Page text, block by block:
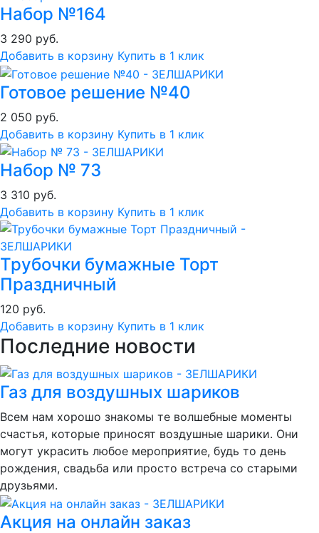
Набор №164
3 290 руб.
Добавить в корзину Купить в 1 клик
Готовое решение №40
2 050 руб.
Добавить в корзину Купить в 1 клик
Набор № 73
3 310 руб.
Добавить в корзину Купить в 1 клик
Трубочки бумажные Торт
Праздничный
120 руб.
Добавить в корзину Купить в 1 клик
Последние новости
Газ для воздушных шариков
Всем нам хорошо знакомы те волшебные моменты
счастья, которые приносят воздушные шарики. Они
могут украсить любое мероприятие, будь то день
рождения, свадьба или просто встреча со старыми
друзьями.
Акция на онлайн заказ